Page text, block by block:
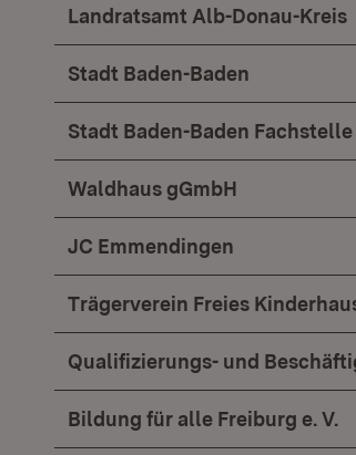
Landratsamt Alb-Donau-Kreis
Stadt Baden-Baden
Stadt Baden-Baden
Waldhaus gGmbH
JC Emmendingen
Trägerverein Freies
Qualifizierungs- und
Bildung für alle Freiburg e. V.